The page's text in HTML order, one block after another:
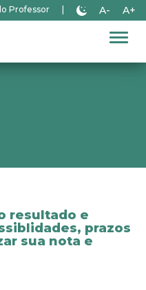
Professor A- A+
resultado e
prazos
sua nota e